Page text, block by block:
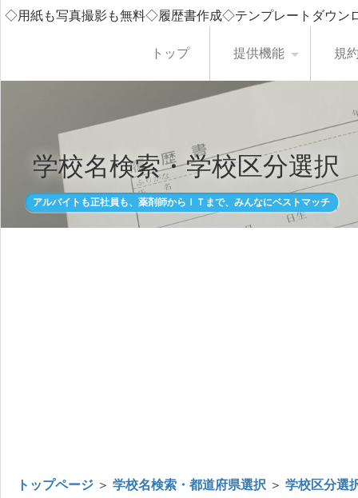
◇用紙も写真撮影も無料◇履歴書作成◇テンプレートダウ
トップ 提供機能 規
学校名検索・学校区分選択
アルバイトも正社員も、薬剤師からＩＴまで、みんなにベストマッチ
トップページ ＞ 学校名検索・都道府県選択 ＞ 学校区分選